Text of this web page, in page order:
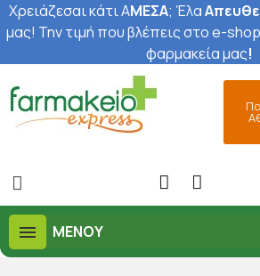
Χρειάζεσαι κάτι ΑΜΕΣΑ; Έλα
μας! Την τιμή που βλέπεις στο e-
φαρμακεία μας!
ΜΕΝΟΎ